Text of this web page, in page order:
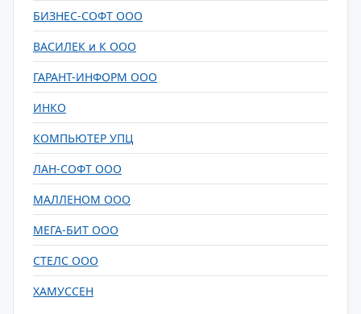
БИЗНЕС-СОФТ ООО
ВАСИЛЕК и К ООО
ГАРАНТ-ИНФОРМ ООО
ИНКО
КОМПЬЮТЕР УПЦ
ЛАН-СОФТ ООО
МАЛЛЕНОМ ООО
МЕГА-БИТ ООО
СТЕЛС ООО
ХАМУССЕН